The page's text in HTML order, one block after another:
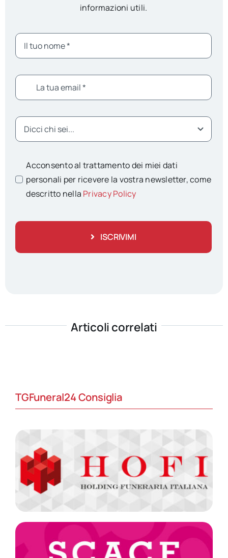
informazioni utili.
Acconsento al trattamento dei miei dati
personali per ricevere la vostra newsletter, come
descritto nella Privacy Policy
ISCRIVIMI
Articoli correlati
TGFuneral24 Consiglia